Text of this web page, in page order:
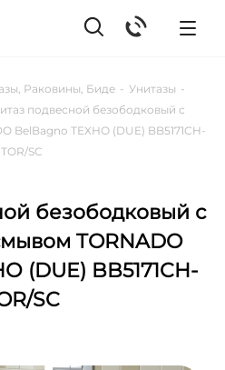
Раковины, Биде - Унитазы -
подвесной безободковый с
BelBagno ТЕХНО (DUE) BB5171CH-
TOR/SC
безободковый с
TORNADO
(DUE) BB5171CH-
SC